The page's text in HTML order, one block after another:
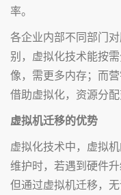
率。
各企业内部不同部门
别，虚拟化技术能按
像，需更多内存；而
借助虚拟化，资源分配
虚拟机迁移的优势
虚拟化技术中，虚拟
维护时，若遇到硬件
但通过虚拟机迁移，